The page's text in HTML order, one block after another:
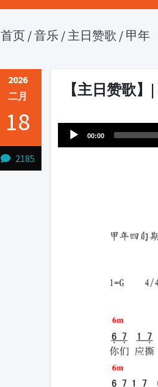
首页 /音乐 / 主日赞歌 / 甲年
2026
二月
18
2185
【主日赞歌
Player
00:00